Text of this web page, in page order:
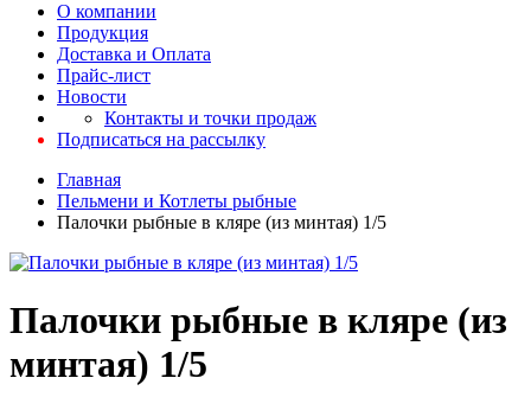
О компании
Продукция
Доставка и Оплата
Прайс-лист
Новости
Контакты и точки продаж
Подписаться на рассылку
Главная
Пельмени и Котлеты рыбные
Палочки рыбные в кляре (из минтая) 1/5
Палочки рыбные в кляре (из
минтая) 1/5